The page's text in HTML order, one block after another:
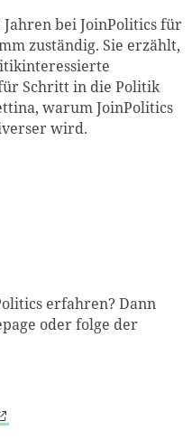
bei JoinPolitics für
zuständig. Sie erzählt,
Schritt in die Politik
warum JoinPolitics
wird.
erfahren? Dann
oder folge der